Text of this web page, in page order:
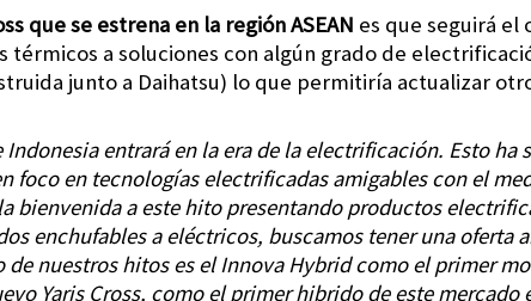
que se estrena en la región ASEAN es que seguirá el
a soluciones con algún grado de
junto a Daihatsu) lo que permitiría actualizar
entrará en la era de la electrificación. Esto
foco en tecnologías electrificadas amigables con el
bienvenida a este hito presentando productos
enchufables a eléctricos, buscamos tener una oferta
de nuestros hitos es el Innova Hybrid como el primer
Yaris Cross, como el primer hibrido de este mercado